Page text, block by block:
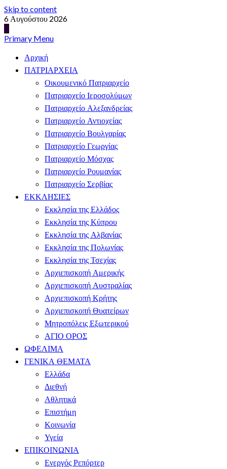
Skip to content
6 Αυγούστου 2026
Primary Menu
Αρχική
ΠΑΤΡΙΑΡΧΕΙΑ
Οικουμενικό Πατριαρχείο
Πατριαρχείο Ιεροσολύμων
Πατριαρχείο Αλεξανδρείας
Πατριαρχείο Αντιοχείας
Πατριαρχείο Βουλγαρίας
Πατριαρχείο Γεωργίας
Πατριαρχείο Μόσχας
Πατριαρχείο Ρουμανίας
Πατριαρχείο Σερβίας
ΕΚΚΛΗΣΙΕΣ
Εκκλησία της Ελλάδος
Εκκλησία της Κύπρου
Εκκλησία της Αλβανίας
Εκκλησία της Πολωνίας
Εκκλησία της Τσεχίας
Αρχιεπισκοπή Αμερικής
Αρχιεπισκοπή Αυστραλίας
Αρχιεπισκοπή Κρήτης
Αρχιεπισκοπή Θυατείρων
Μητροπόλεις Εξωτερικού
ΑΓΙΟ ΟΡΟΣ
ΩΦΕΛΙΜΑ
ΓΕΝΙΚΑ ΘΕΜΑΤΑ
Ελλάδα
Διεθνή
Αθλητικά
Επιστήμη
Κοινωνία
Υγεία
ΕΠΙΚΟΙΝΩΝΙΑ
Ενεργός Ρεπόρτερ